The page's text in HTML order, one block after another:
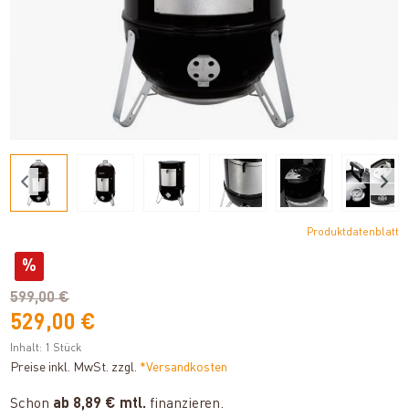
Produktdatenblatt
%
599,00 €
529,00 €
Inhalt: 1 Stück
Preise inkl. MwSt. zzgl. *Versandkosten
Schon ab 8,89 € mtl. finanzieren.